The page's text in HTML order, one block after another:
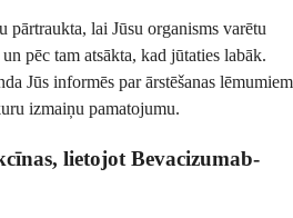
pārtraukta, lai Jūsu organisms varētu
pēc tam atsākta, kad jūtaties labāk.
Jūs informēs par ārstēšanas lēmumiem
izmaiņu pamatojumu.
lietojot Bevacizumab-